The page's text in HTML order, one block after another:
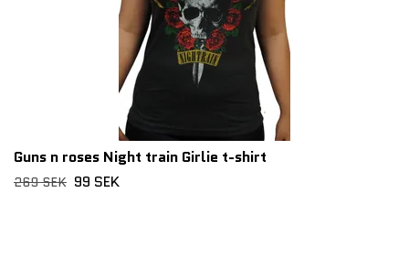
Guns n roses Night train Girlie t-shirt
269 SEK 99 SEK